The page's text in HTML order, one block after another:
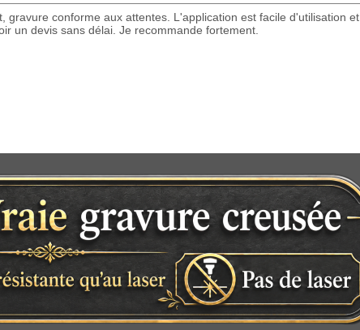
gravure conforme aux attentes. L'application est facile d'utilisation et
un devis sans délai. Je recommande fortement.